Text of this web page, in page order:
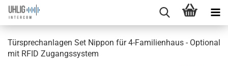
Türsprechanlagen Set Nippon für 4-Familienhaus - Optional
mit RFID Zugangssystem